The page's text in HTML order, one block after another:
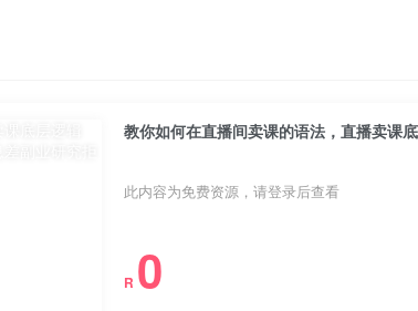
教你如何在直播间卖课的语法，直播卖课
此内容为免费资源，请登录后查看
R 0